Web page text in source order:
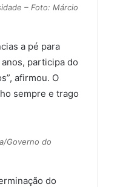
– Foto: Márcio
a pé para
participa do
afirmou. O
sempre e trago
Governo do
do